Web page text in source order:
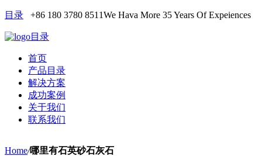
目录 +86 180 3780 8511We Hava More 35 Years Of Expeiences
目录
首页
产品目录
解决方案
成功案例
关于我们
联系我们
Home/哪里有石英砂石灰石